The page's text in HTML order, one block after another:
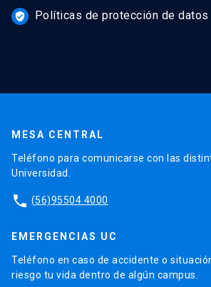
verified_user Políticas de protección de datos
MESA CENTRAL
Teléfono para comunicarse con las
Universidad.
phone (56)95504 4000
EMERGENCIAS UC
Teléfono en caso de accidente o
riesgo tu vida dentro de algún campus.